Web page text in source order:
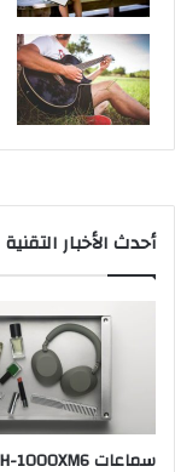
أحدث الأخبار التقنية